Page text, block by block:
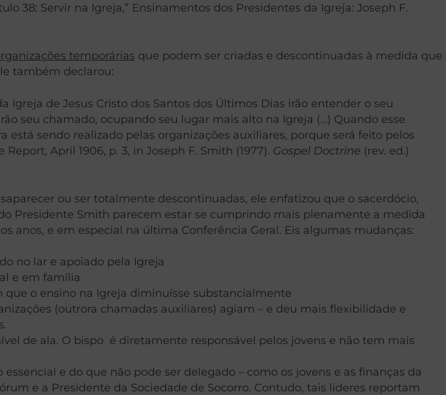
38: Servir na Igreja,” Ensinamentos dos Presidentes da Igreja: Joseph F.
temporárias que podem ser criadas e descontinuadas à medida que
também declarou:
Igreja de Jesus Cristo dos Santos dos Últimos Dias irão entender o seu
seu chamado, ocupando seu lugar mais alto na Igreja (…) Quando esse
sendo realizado pelas organizações auxiliares, porque será feito pelos
April 1906, p. 3, in Joseph F. Smith (1977). Gospel Doctrine (rev. ed.)
ou ser totalmente descontinuadas, ele enfatizou que o sacerdócio,
Presidente Smith parecem estar se cumprindo mais plenamente a medida
anos, e em especial na última Conferência Geral. Eis algumas mudanças:
no lar e apoiado pela Igreja
e em família
o ensino na Igreja diminuísse substancialmente
(outrora chamadas auxiliares) agiam – e deu mais flexibilidade e
de ala. O bispo é diretamente responsável pelos jovens e não tem mais
e do que não pode ser delegado – como os jovens e as finanças da
e a Presidente da Sociedade de Socorro. Contudo, tais líderes reportam